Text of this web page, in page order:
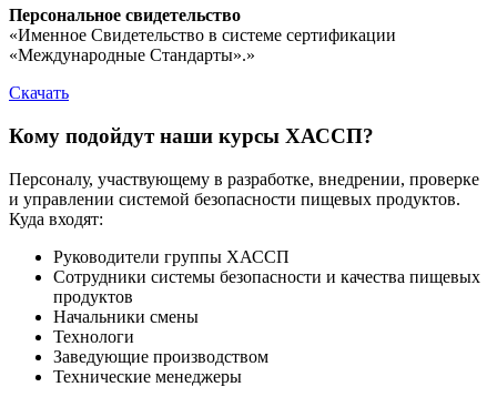
Персональное свидетельство
«Именное Свидетельство в системе сертификации
«Международные Стандарты».»
Скачать
Кому подойдут наши курсы ХАССП?
Персоналу, участвующему в разработке, внедрении, проверке
и управлении системой безопасности пищевых продуктов.
Куда входят:
Руководители группы ХАССП
Сотрудники системы безопасности и качества пищевых
продуктов
Начальники смены
Технологи
Заведующие производством
Технические менеджеры